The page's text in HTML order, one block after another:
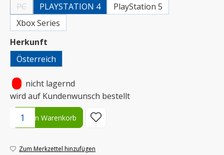
PC(Diese Option ist zurzeit nicht verfügbar.)
PLAYSTATION 4
PlayStation 5
Xbox Series
Herkunft
Österreich
nicht lagernd
wird auf Kundenwunsch bestellt
Produkt Anzahl: Gib den gewünschten Wert ein oder benutze
In den Warenkorb
Zum Merkzettel hinzufügen